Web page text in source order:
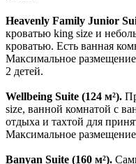
Heavenly Family Junior
кроватью king size и
кроватью. Есть ванная
Максимальное
2 детей.
Wellbeing Suite (124 м²).
size, ванной комнатой с
отдыха и тахтой для
Максимальное
Banyan Suite (160 м²).